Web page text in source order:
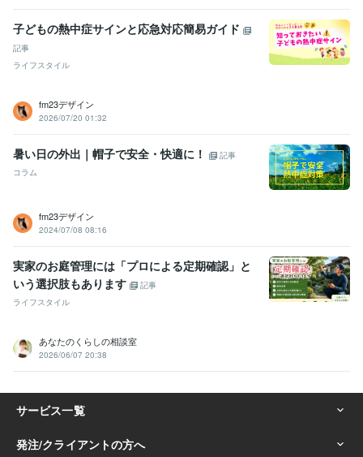
子どもの熱中症サインと応急対応簡易ガイド
記事
ライフスタイル
fm23デザイン
2026/07/20 01:32
暑い日の外出｜帽子で安全・快適に！
記事
コラム
fm23デザイン
2024/07/08 08:16
実家のお庭管理には「プロによる定期確認」と
いう選択肢もあります
記事
ライフスタイル
あなたのくらしの相談室
2026/06/07 20:38